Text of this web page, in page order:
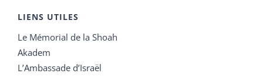
LIENS UTILES
Le Mémorial de la Shoah
Akadem
L’Ambassade d’Israël